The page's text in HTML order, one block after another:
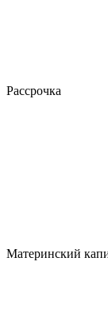
Рассрочка
Материнский